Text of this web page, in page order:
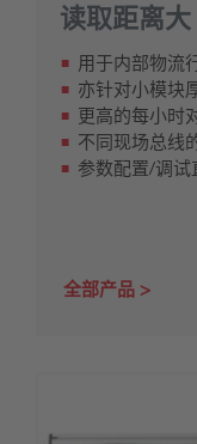
读取距离大
用于内部物流
亦针对小模块
更高的每小时
不同现场总线
参数配置/调试
全部产品